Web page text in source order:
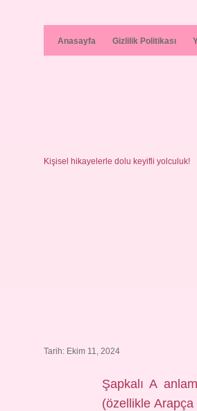
Anasayfa Gizlilik Politikası
Kişisel hikayelerle dolu keyifli yolculuk!
Tarih: Ekim 11, 2024
Şapkalı A
(özellikle